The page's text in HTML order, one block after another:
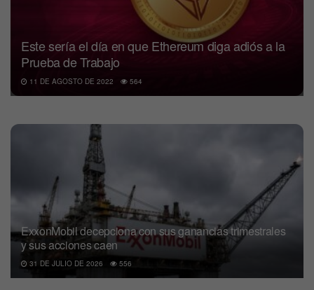
Este sería el día en que Ethereum diga adiós a la
Prueba de Trabajo
11 DE AGOSTO DE 2022 564
ExxonMobil decepciona con sus ganancias trimestrales
y sus acciones caen
31 DE JULIO DE 2026 556